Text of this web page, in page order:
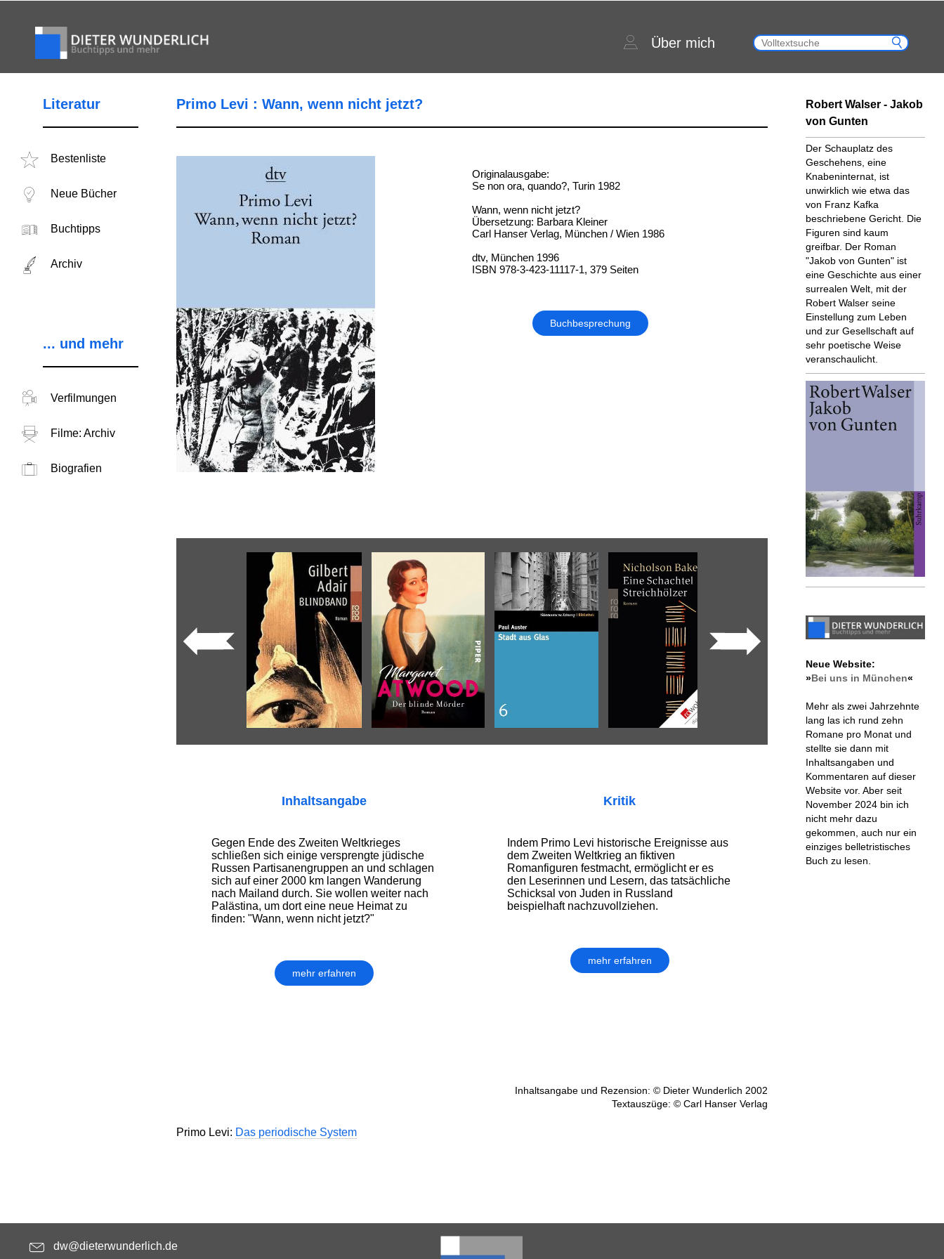
Über mich
Literatur
Bestenliste
Neue Bücher
Buchtipps
Archiv
... und mehr
Verfilmungen
Filme: Archiv
Biografien
Primo Levi : Wann, wenn nicht jetzt?
Originalausgabe:
Se non ora, quando?, Turin 1982
Wann, wenn nicht jetzt?
Übersetzung: Barbara Kleiner
Carl Hanser Verlag, München / Wien 1986
dtv, München 1996
ISBN 978-3-423-11117-1, 379 Seiten
Buchbesprechung
Inhaltsangabe
Gegen Ende des Zweiten Weltkrieges
schließen sich einige versprengte jüdische
Russen Partisanengruppen an und schlagen
sich auf einer 2000 km langen Wanderung
nach Mailand durch. Sie wollen weiter nach
Palästina, um dort eine neue Heimat zu
finden: "Wann, wenn nicht jetzt?"
mehr erfahren
Kritik
Indem Primo Levi historische Ereignisse aus
dem Zweiten Weltkrieg an fiktiven
Romanfiguren festmacht, ermöglicht er es
den Leserinnen und Lesern, das tatsächliche
Schicksal von Juden in Russland
beispielhaft nachzuvollziehen.
mehr erfahren
Inhaltsangabe und Rezension: © Dieter Wunderlich 2002
Textauszüge: © Carl Hanser Verlag
Primo Levi: Das periodische System
Robert Walser - Jakob
von Gunten
Der Schauplatz des
Geschehens, eine
Knabeninternat, ist
unwirklich wie etwa das
von Franz Kafka
beschriebene Gericht. Die
Figuren sind kaum
greifbar. Der Roman
"Jakob von Gunten" ist
eine Geschichte aus einer
surrealen Welt, mit der
Robert Walser seine
Einstellung zum Leben
und zur Gesellschaft auf
sehr poetische Weise
veranschaulicht.
Neue Website:
»Bei uns in München«
Mehr als zwei Jahrzehnte
lang las ich rund zehn
Romane pro Monat und
stellte sie dann mit
Inhaltsangaben und
Kommentaren auf dieser
Website vor. Aber seit
November 2024 bin ich
nicht mehr dazu
gekommen, auch nur ein
einziges belletristisches
Buch zu lesen.
dw@dieterwunderlich.de